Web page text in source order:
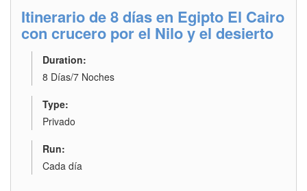
Itinerario de 8 días en Egipto El Cairo
con crucero por el Nilo y el desierto
Duration:
8 Días/7 Noches
Type:
Privado
Run:
Cada día